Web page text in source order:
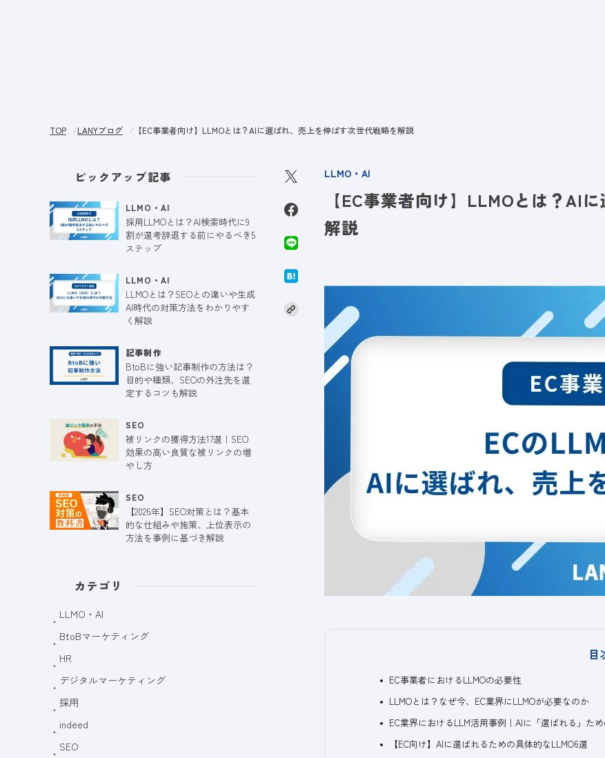
TOP LANYブログ 【EC事業者向け】LLMOとは？AIに選ばれ、売上を伸ばす次世代戦略を解説
LLMO・AI
【EC事業者向け】LLMOとは？AI
解説
目
EC事業者におけるLLMOの必要性
LLMOとは？なぜ今、EC業界にLLMOが必要なのか
EC業界におけるLLM活用事例｜AIに「選ばれる」た
【EC向け】AIに選ばれるための具体的なLLMO6選
ピックアップ記事
LLMO・AI
採用LLMOとは？AI検索時代に9
割が選考辞退する前にやるべき5
ステップ
LLMO・AI
LLMOとは？SEOとの違いや生成
AI時代の対策方法をわかりやす
く解説
記事制作
BtoBに強い記事制作の方法は？
目的や種類、SEOの外注先を選
定するコツも解説
SEO
被リンクの獲得方法17選｜SEO
効果の高い良質な被リンクの増
やし方
SEO
【2026年】SEO対策とは？基本
的な仕組みや施策、上位表示の
方法を事例に基づき解説
カテゴリ
LLMO・AI
BtoBマーケティング
HR
デジタルマーケティング
採用
indeed
SEO